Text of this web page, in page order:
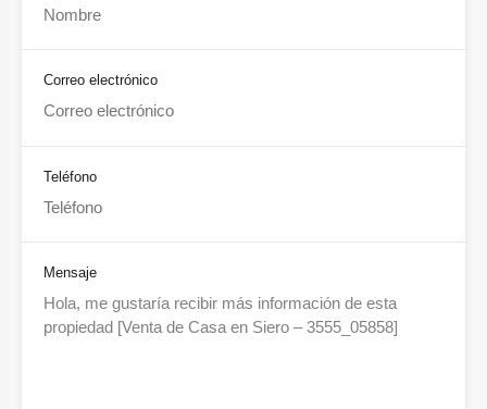
Correo electrónico
Teléfono
Mensaje